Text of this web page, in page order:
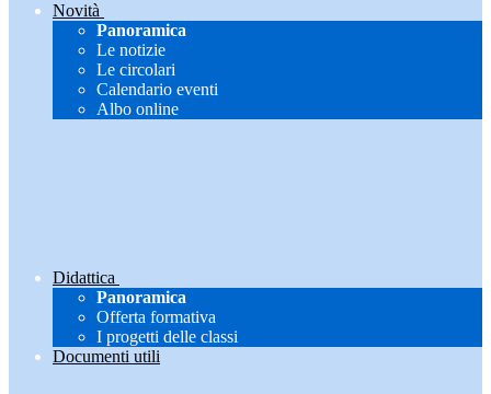
Novità
Panoramica
Le notizie
Le circolari
Calendario eventi
Albo online
Didattica
Panoramica
Offerta formativa
I progetti delle classi
Documenti utili